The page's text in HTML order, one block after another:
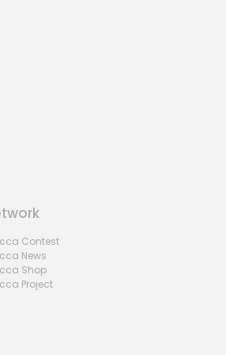
Contest
News
Shop
Project